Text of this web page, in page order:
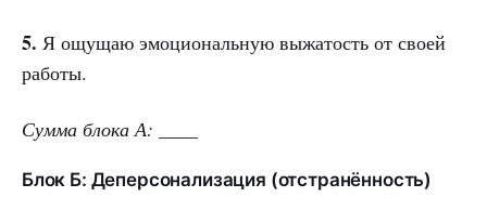
5. Я ощущаю эмоциональную выжатость от своей
работы.
Сумма блока А: ____
Блок Б: Деперсонализация (отстранённость)